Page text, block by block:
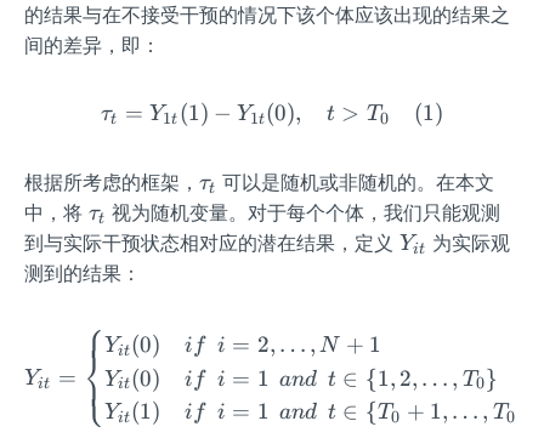
的结果与在不接受干预的情况下该个体应该出现的结果之
间的差异，即：
\tau_t=Y_{1t}(1)-
τt = Y1t (1) − Y1t(0), t > T0 (1)
根据所考虑的框架， \t
a
u
τt 可以是随机或非随机的。在本文
中，将 \t
a
u
τt 视为随机变量。对于每个个体，我们只能观测
到与实际干预状态相对应的潜在结果，定义 Y
Yit 为实际观
测到的结果：
Yit = ⎩
⎨⎧ Yit(0)
Yit(0)
Yit(1)
i f i = 2, … , N + 1
i f i = 1 and t ∈ {1, 2, … , T0}
i f i = 1 and t ∈ {T0 + 1, … , T0